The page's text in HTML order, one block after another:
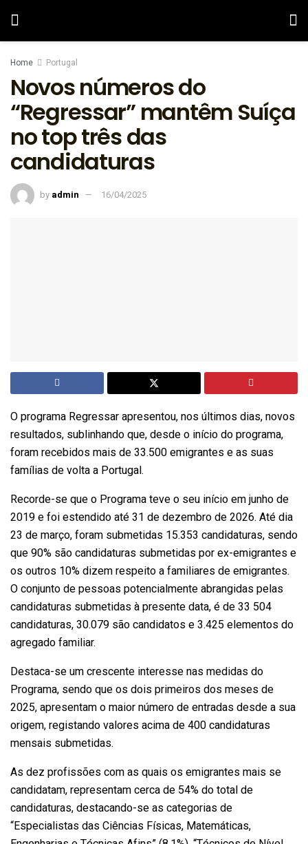
Home Portugal
Novos números do
“Regressar” mantêm Suíça
no top três das
candidaturas
by admin 16/04/2025
O programa Regressar apresentou, nos últimos dias, novos
resultados, sublinhando que, desde o início do programa,
foram recebidos mais de 33.500 emigrantes e as suas
famílias de volta a Portugal.
Recorde-se que o Programa teve o seu início em junho de
2019 e foi estendido até 31 de dezembro de 2026. Até dia
23 de março, foram submetidas 15.353 candidaturas, sendo
que 90% são candidaturas submetidas por ex-emigrantes e
os outros 10% dizem respeito a familiares de emigrantes.
O conjunto de pessoas potencialmente abrangidas pelas
candidaturas submetidas à presente data, é de 33 504
candidaturas, 30.079 são candidatos e 3.425 elementos do
agregado familiar.
Destaca-se um crescente interesse nas medidas do
Programa, sendo que os dois primeiros dos meses de
2025, apresentam o maior número de entradas desde a sua
origem, registando valores acima de 400 candidaturas
mensais submetidas.
As dez profissões com as quais os emigrantes mais se
candidatam, representam cerca de 54% do total de
candidaturas, destacando-se as categorias de
“Especialistas das Ciências Físicas, Matemáticas,